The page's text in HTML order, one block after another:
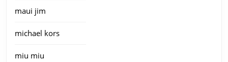
maui jim
michael kors
miu miu